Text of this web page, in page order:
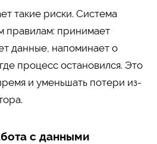
такие риски. Система
правилам: принимает
данные, напоминает о
процесс остановился. Это
и уменьшать потери из-
с данными